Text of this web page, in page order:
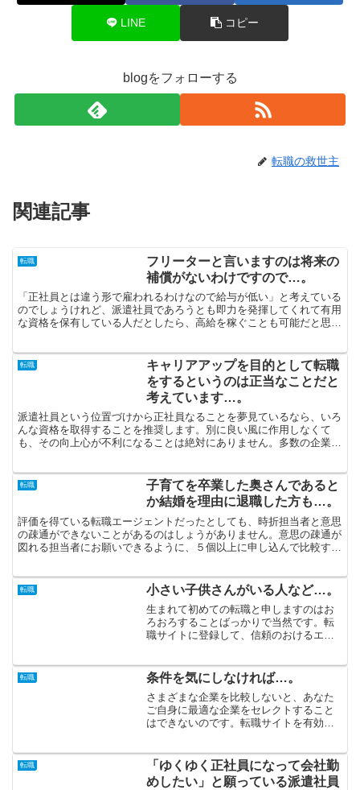
LINE コピー
blogをフォローする
転職の救世主
関連記事
転職
フリーターと言いますのは将来の
補償がないわけですので…。
「正社員とは違う形で雇われるわけなので給与が低い」と考えている
のでしょうけれど、派遣社員であろうとも即力を発揮してくれて有用
な資格を保有している人だとしたら、高給を稼ぐことも可能だと思い
転職
キャリアアップを目的として転職
をするというのは正当なことだと
考えています…。
派遣社員という位置づけから正社員なることを夢見ているなら、いろ
んな資格を取得することを推奨します。別に良い風に作用しなくて
も、その向上心が不利になることは絶対にありません。多数の企業を
転職
子育てを卒業した奥さんであると
か結婚を理由に退職した方も…。
評価を得ている転職エージェントだったとしても、時折担当者と意思
の疎通ができないことがあるのはしょうがありません。意思の疎通が
図れる担当者にお願いできるように、５個以上に申し込んで比較すべ
転職 小さい子供さんがいる人など…。
生まれて初めての転職と申しますのはお
ろおろすることばっかりで当然です。転
職サイトに登録して、信頼のおけるエー
業と自己の分析を終えていないのであれ
ば、希望している条件で勤...
転職 条件を気にしなければ…。
さまざまな企業を比較しないと、あなた
ご自身に最適な企業をセレクトすること
はできないのです。転職サイトを有効利
す。仕事と言いますのは、「すぐに転職
しよう」と望んだとしても実...
転職
「ゆくゆく正社員になって会社勤
めしたい」と願っている派遣社員